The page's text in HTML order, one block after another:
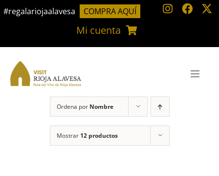
Saltar
#regalariojaalavesa COMPRA AQUÍ
Mi cuenta
Ordena por Nombre
Mostrar 12 productos